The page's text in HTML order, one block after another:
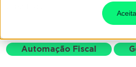
Automação Fiscal